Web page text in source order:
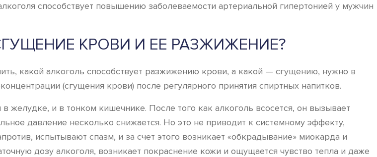
способствует повышению заболеваемости артериальной гипертонией у мужчин
КРОВИ И ЕЕ РАЗЖИЖЕНИЕ?
какой алкоголь способствует разжижению крови, а какой — сгущению, нужно в
(сгущения крови) после регулярного принятия спиртных напитков.
желудке, и в тонком кишечнике. После того как алкоголь всосется, он вызывает
давление несколько снижается. Но это не приводит к системному эффекту,
испытывают спазм, и за счет этого возникает «обкрадывание» миокарда и
дозу алкоголя, возникает покраснение кожи и ощущается чувство тепла и даже